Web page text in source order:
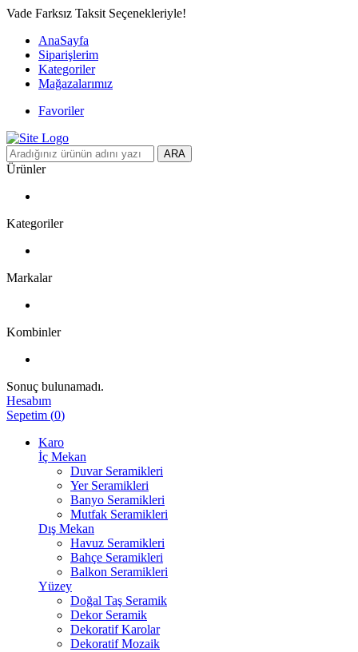
Vade Farksız Taksit Seçenekleriyle!
AnaSayfa
Siparişlerim
Kategoriler
Mağazalarımız
Favoriler
ARA
Ürünler
Kategoriler
Markalar
Kombinler
Sonuç bulunamadı.
Hesabım
Sepetim (0)
Karo
İç Mekan
Duvar Seramikleri
Yer Seramikleri
Banyo Seramikleri
Mutfak Seramikleri
Dış Mekan
Havuz Seramikleri
Bahçe Seramikleri
Balkon Seramikleri
Yüzey
Doğal Taş Seramik
Dekor Seramik
Dekoratif Karolar
Dekoratif Mozaik